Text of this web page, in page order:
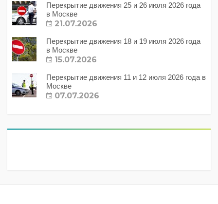
Перекрытие движения 25 и 26 июля 2026 года
в Москве
21.07.2026
Перекрытие движения 18 и 19 июля 2026 года
в Москве
15.07.2026
Перекрытие движения 11 и 12 июля 2026 года в
Москве
07.07.2026